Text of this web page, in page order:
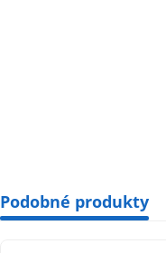
Podobné produkty